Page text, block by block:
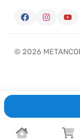
© 2026